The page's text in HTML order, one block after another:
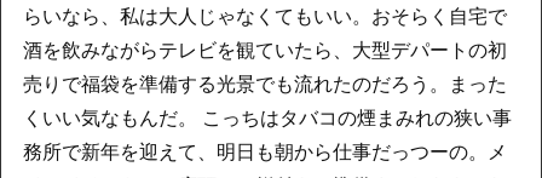
らいなら、私は大人じゃなくてもいい。おそらく自宅で
酒を飲みながらテレビを観ていたら、大型デパートの初
売りで福袋を準備する光景でも流れたのだろう。まった
くいい気なもんだ。 こっちはタバコの煙まみれの狭い事
務所で新年を迎えて、明日も朝から仕事だっつーの。メ